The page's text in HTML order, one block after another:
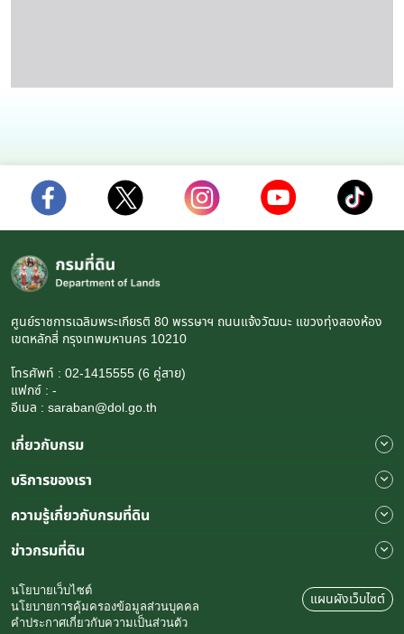
ศูนย์ราชการเฉลิมพระเกียรติ 80 พรรษาฯ ถนนแจ้งวัฒนะ แขวงทุ่งสองห้อง
เขตหลักสี่ กรุงเทพมหานคร 10210
โทรศัพท์ : 02-1415555 (6 คู่สาย)
แฟกซ์ : -
อีเมล : saraban@dol.go.th
เกี่ยวกับกรม
บริการของเรา
ความรู้เกี่ยวกับกรมที่ดิน
ข่าวกรมที่ดิน
นโยบายเว็บไซต์
นโยบายการคุ้มครองข้อมูลส่วนบุคคล
คำประกาศเกี่ยวกับความเป็นส่วนตัว
แผนผังเว็บไซต์